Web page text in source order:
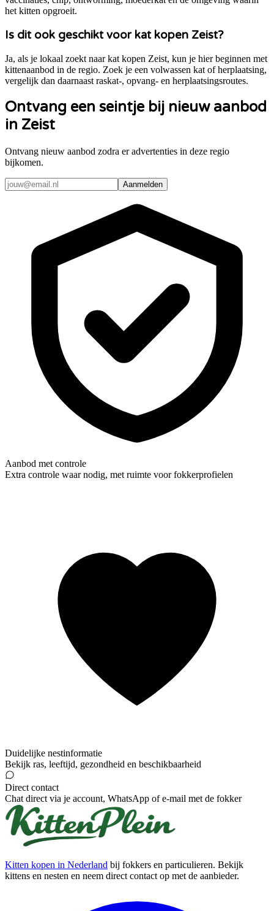
het kitten opgroeit.
Is dit ook geschikt voor kat kopen Zeist?
Ja, als je lokaal zoekt naar kat kopen Zeist, kun je hier beginnen met
kittenaanbod in de regio. Zoek je een volwassen kat of herplaatsing,
vergelijk dan daarnaast raskat-, opvang- en herplaatsingsroutes.
Ontvang een seintje bij nieuw aanbod
in Zeist
Ontvang nieuw aanbod zodra er advertenties in deze regio
bijkomen.
Aanmelden
Aanbod met controle
Extra controle waar nodig, met ruimte voor fokkerprofielen
Duidelijke nestinformatie
Bekijk ras, leeftijd, gezondheid en beschikbaarheid
Direct contact
Chat direct via je account, WhatsApp of e-mail met de fokker
Kitten kopen in Nederland bij fokkers en particulieren. Bekijk
kittens en nesten en neem direct contact op met de aanbieder.